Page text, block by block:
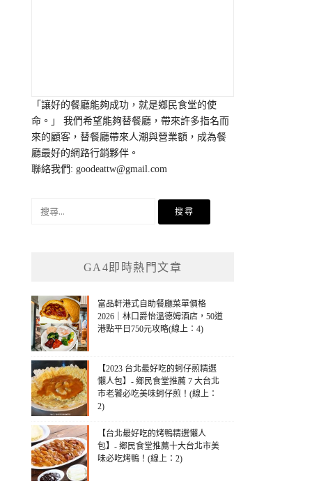
「讓好的餐廳能夠成功，就是鄉民食堂的使
命。」 我們希望能夠替餐廳，帶來許多指名而
來的顧客，替餐廳帶來人潮與營業額，成為餐
廳最好的網路行銷夥伴。
聯絡我們:goodeattw@gmail.com
GA4即時熱門文章
富品軒港式自助餐廳菜單價格
2026｜林口爵怡溫德姆酒店，50道
港點平日750元攻略(線上：4)
【2023 台北最好吃的蚵仔煎精選
懶人包】- 鄉民食堂推薦 7 大台北
市老饕必吃美味蚵仔煎！(線上：
2)
【台北最好吃的烤鴨精選懶人
包】- 鄉民食堂推薦十大台北市美
味必吃烤鴨！(線上：2)